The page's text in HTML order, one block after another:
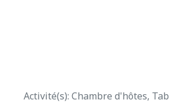
Activité(s): Chambre d'hôtes,